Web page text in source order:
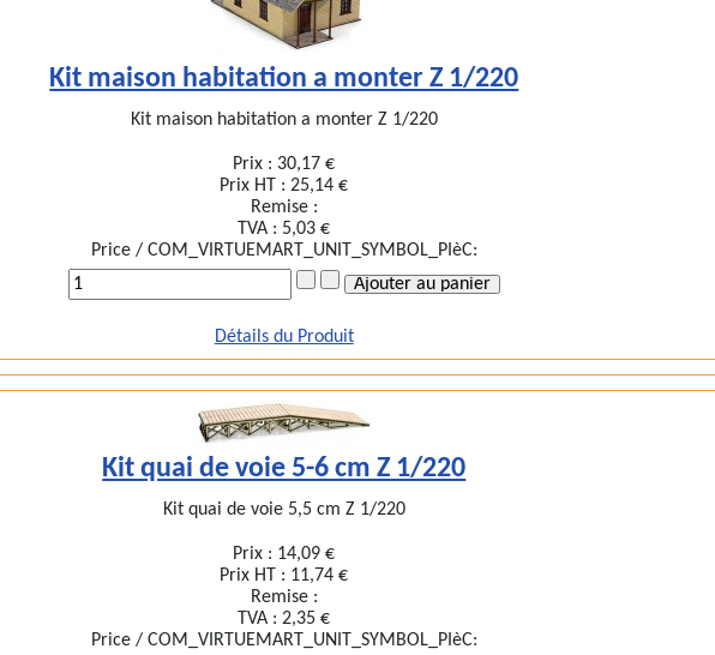
Kit maison habitation a monter Z 1/220
Kit maison habitation a monter Z 1/220
Prix : 30,17 €
Prix HT :25,14 €
Remise :
TVA : 5,03 €
Price / COM_VIRTUEMART_UNIT_SYMBOL_PIèC:
Détails du Produit
Kit quai de voie 5-6 cm Z 1/220
Kit quai de voie 5,5 cm Z 1/220
Prix : 14,09 €
Prix HT : 11,74 €
Remise :
TVA :2,35 €
Price / COM_VIRTUEMART_UNIT_SYMBOL_PIèC: